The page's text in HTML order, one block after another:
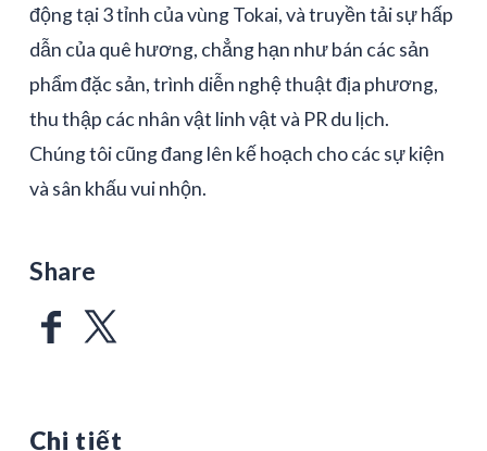
động tại 3 tỉnh của vùng Tokai, và truyền tải sự hấp
dẫn của quê hương, chẳng hạn như bán các sản
phẩm đặc sản, trình diễn nghệ thuật địa phương,
thu thập các nhân vật linh vật và PR du lịch.
Chúng tôi cũng đang lên kế hoạch cho các sự kiện
và sân khấu vui nhộn.
Share
Chi tiết